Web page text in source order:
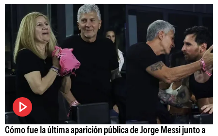
Cómo fue la última aparición pública de Jorge Messi junto a